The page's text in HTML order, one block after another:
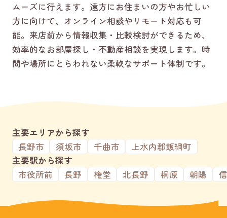
ムーズに行えます。遠方にお住まいの方やお忙しい
方に向けて、オンライン相談やリモート対応も可
能。来店前から情報収集・比較検討ができるため、
効率的なお部屋探し・不動産相談を実現します。時
間や場所にとらわれない柔軟なサポート体制です。
主要エリアから探す
長野市
須坂市 千曲市
上水内郡飯綱町
主要駅から探す
市役所前
長野 権堂 北長野 桐原 朝陽